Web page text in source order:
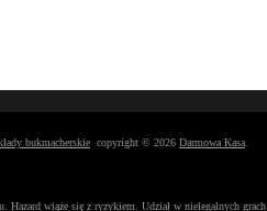
bukmacherskie copyright © 2026 Darmowa Kasa
. Hazard wiąże się z ryzykiem. Udział w nielegalnych grach